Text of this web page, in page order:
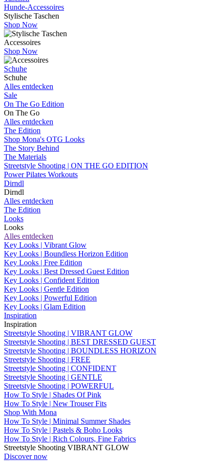
Hunde-Accessoires
Stylische Taschen
Shop Now
Accessoires
Shop Now
Schuhe
Schuhe
Alles entdecken
Sale
On The Go Edition
On The Go
Alles entdecken
The Edition
Shop Mona's OTG Looks
The Story Behind
The Materials
Streetstyle Shooting | ON THE GO EDITION
Power Pilates Workouts
Dirndl
Dirndl
Alles entdecken
The Edition
Looks
Looks
Alles entdecken
Key Looks | Vibrant Glow
Key Looks | Boundless Horizon Edition
Key Looks | Free Edition
Key Looks | Best Dressed Guest Edition
Key Looks | Confident Edition
Key Looks | Gentle Edition
Key Looks | Powerful Edition
Key Looks | Glam Edition
Inspiration
Inspiration
Streetstyle Shooting | VIBRANT GLOW
Streetstyle Shooting | BEST DRESSED GUEST
Streetstyle Shooting | BOUNDLESS HORIZON
Streetstyle Shooting | FREE
Streetstyle Shooting | CONFIDENT
Streetstyle Shooting | GENTLE
Streetstyle Shooting | POWERFUL
How To Style | Shades Of Pink
How To Style | New Trouser Fits
Shop With Mona
How To Style | Minimal Summer Shades
How To Style | Pastels & Boho Looks
How To Style | Rich Colours, Fine Fabrics
Streetstyle Shooting VIBRANT GLOW
Discover now